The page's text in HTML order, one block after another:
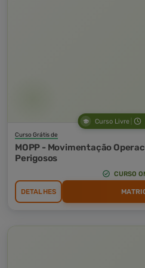
Curso Livre
Curso Grátis de
MOPP - Movimentação
Perigosos
CURSO
DETALHES